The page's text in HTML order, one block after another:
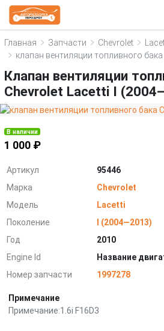
Главная Запчасти Chevrolet
клапан вентиляции топливного бака
Клапан вентиляции
Chevrolet Lacetti I
В наличии
1 000 ₽
Артикул
95446
Марка
Chevrolet
Модель
Lacetti
Поколение
I (2004—2013)
Год
2010
Engine Id
Название
Номер запчасти
1997278
Примечание
Примечание:1.6i F16D3